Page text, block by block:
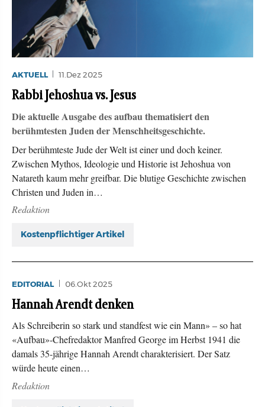
AKTUELL 11.Dez 2025
Rabbi Jehoshua vs. Jesus
Die aktuelle Ausgabe des aufbau thematisiert den
berühmtesten Juden der Menschheitsgeschichte.
Der berühmteste Jude der Welt ist einer und doch keiner.
Zwischen Mythos, Ideologie und Historie ist Jehoshua von
Natareth kaum mehr greifbar. Die blutige Geschichte zwischen
Christen und Juden in…
Redaktion
Kostenpflichtiger Artikel
EDITORIAL 06.Okt 2025
Hannah Arendt denken
Als Schreiberin so stark und standfest wie ein Mann» – so hat
«Aufbau»-Chefredaktor Manfred George im Herbst 1941 die
damals 35-jährige Hannah Arendt charakterisiert. Der Satz
würde heute einen…
Redaktion